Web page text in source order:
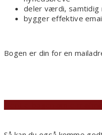
deler værdi,
bygger effektive
Bogen er din for en